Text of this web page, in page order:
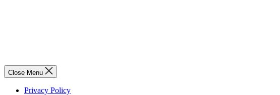
Close Menu
Privacy Policy